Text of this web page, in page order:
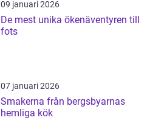
09 januari 2026
De mest unika ökenäventyren till
fots
07 januari 2026
Smakerna från bergsbyarnas
hemliga kök